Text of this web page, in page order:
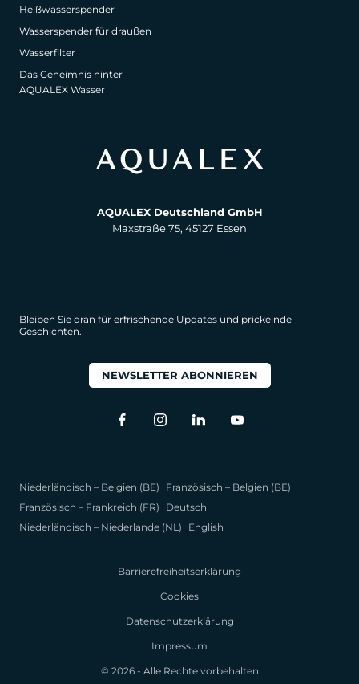
Heißwasserspender
Wasserspender für draußen
Wasserfilter
Das Geheimnis hinter
AQUALEX Wasser
AQUALEX Deutschland GmbH
Maxstraße 75, 45127 Essen
Bleiben Sie dran für erfrischende Updates und prickelnde
Geschichten.
NEWSLETTER ABONNIEREN
Niederländisch – Belgien (BE)
Französisch – Belgien (BE)
Französisch – Frankreich (FR)
Deutsch
Niederländisch – Niederlande (NL)
English
Barrierefreiheitserklärung
Cookies
Datenschutzerklärung
Impressum
© 2026 - Alle Rechte vorbehalten